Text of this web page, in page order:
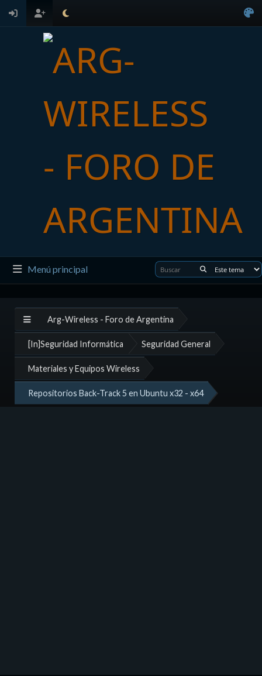
Menú principal
Arg-Wireless - Foro de Argentina
[In]Seguridad Informática Seguridad General
Materiales y Equipos Wireless
Repositorios Back-Track 5 en Ubuntu x32 - x64